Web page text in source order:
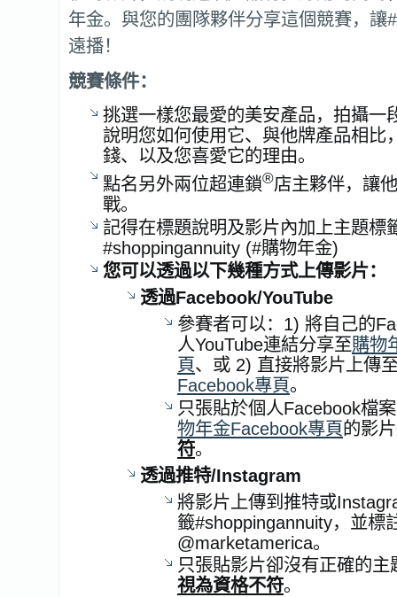
年金。與您的團隊夥伴分享這個競賽，讓
遠播！
競賽條件：
挑選一樣您最愛的美安產品，拍攝一
說明您如何使用它、與他牌產品相比
錢、以及您喜愛它的理由。
點名另外兩位超連鎖®店主夥伴，讓
戰。
記得在標題說明及影片內加上主題標
#shoppingannuity (#購物年金)
您可以透過以下幾種方式上傳影片：
透過Facebook/YouTube
參賽者可以：1) 將自己的
人YouTube連結分享至購物
頁、或 2) 直接將影片上傳
Facebook專頁。
只張貼於個人Facebook檔
物年金Facebook專頁的影
符。
透過推特/Instagram
將影片上傳到推特或
籤#shoppingannuity，並標
@marketamerica。
只張貼影片卻沒有正確的主
視為資格不符。